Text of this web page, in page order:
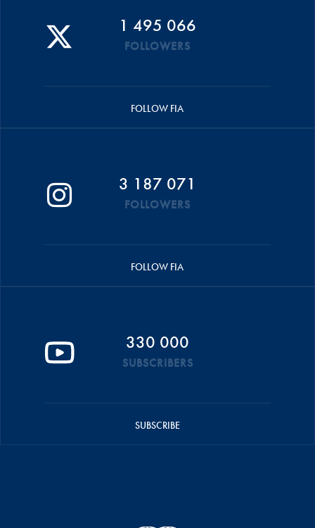
1 495 066
FOLLOWERS
FOLLOW FIA
3 187 071
FOLLOWERS
FOLLOW FIA
330 000
SUBSCRIBERS
SUBSCRIBE